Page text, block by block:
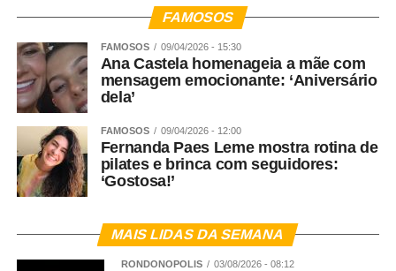
FAMOSOS
FAMOSOS 09/04/2026 - 15:30
Ana Castela homenageia a mãe com
mensagem emocionante: ‘Aniversário
dela’
FAMOSOS 09/04/2026 - 12:00
Fernanda Paes Leme mostra rotina de
pilates e brinca com seguidores:
‘Gostosa!’
MAIS LIDAS DA SEMANA
RONDONÓPOLIS 03/08/2026 - 08:12